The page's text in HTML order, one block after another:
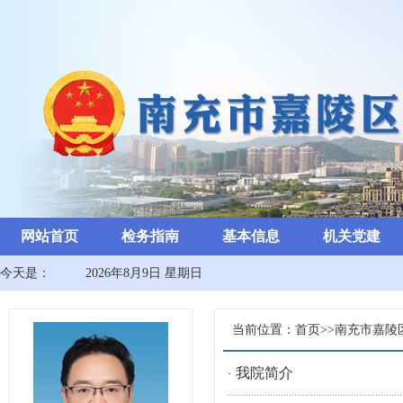
网站首页 检务指南 基本信息 机关党建
今天是： 2026年8月9日 星期日
当前位置： 首页>>南充市嘉陵
· 我院简介